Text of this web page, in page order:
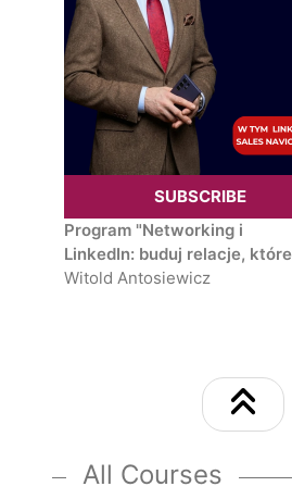
SUBSCRIBE
Program "Networking i
LinkedIn: buduj relacje, które
działają – niezbędnik
Witold Antosiewicz
All Courses